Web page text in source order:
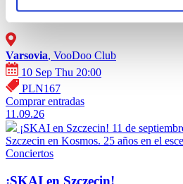
¡SKAI en Varsovia!
Varsovia, VooDoo Club
10 Sep Thu 20:00
PLN167
Comprar entradas
11.09.26
¡SKAI en Szczecin! 11 de
Szczecin en Kosmos. 25 años en el
Conciertos
¡SKAI en Szczecin!